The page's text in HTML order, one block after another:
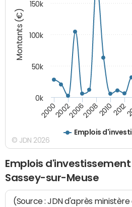
Montants (€)
Emplois
200020022006200820102012
0k
50k
100k
150k
© JDN 2026
Emplois
Sassey-sur-Meuse
(Source : JDN d'après